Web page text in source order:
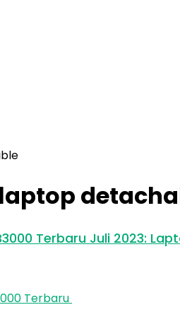
laptop
Terbaru Juli 2023: